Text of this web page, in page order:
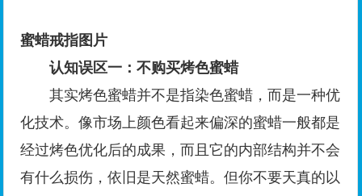
蜜蜡戒指图片
认知误区一：不购买烤色蜜蜡
其实烤色蜜蜡并不是指染色蜜蜡，而是一种优
化技术。像市场上颜色看起来偏深的蜜蜡一般都是
经过烤色优化后的成果，而且它的内部结构并不会
有什么损伤，依旧是天然蜜蜡。但你不要天真的以